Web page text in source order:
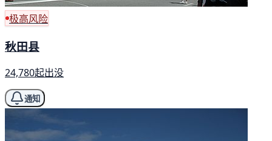
极高风险
秋田县
24,780起出没
通知